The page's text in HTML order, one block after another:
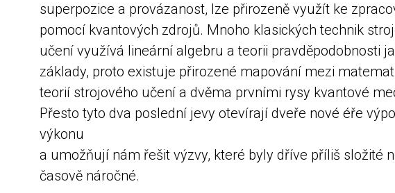
superpozice a provázanost, lze přirozeně využít ke
pomocí kvantových zdrojů. Mnoho klasických technik
učení využívá lineární algebru a teorii pravděpodobnosti
základy, proto existuje přirozené mapování mezi
teorií strojového učení a dvěma prvními rysy kvantové
Přesto tyto dva poslední jevy otevírají dveře nové éře
výkonu
a umožňují nám řešit výzvy, které byly dříve příliš složité
časově náročné.